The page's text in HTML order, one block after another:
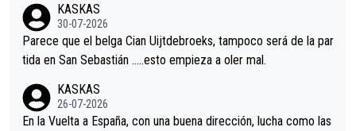
s.La única buena noticia es la mejoría de Enric Más en San Seb
astian.Si en la Vuelta a Burgos sigue la mejoría, podríamos ten
er alguna sorpresa en la Vuelta.Ojalá.
KASKAS
30-07-2026
Parece que el belga Cian Uijtdebroeks, tampoco será de la par
tida en San Sebastián …..esto empieza a oler mal.
KASKAS
26-07-2026
En la Vuelta a España, con una buena dirección, lucha como las